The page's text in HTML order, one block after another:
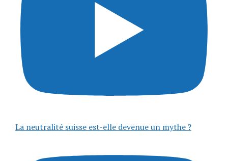
La neutralité suisse est-elle devenue un mythe ?